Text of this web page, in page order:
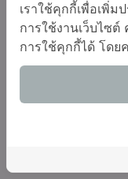
Copyright © 2018
เราใช้คุกกี้เพื่อเพิ่
การใช้งานเว็บไซ
การใช้คุกกี้ได้ โดย